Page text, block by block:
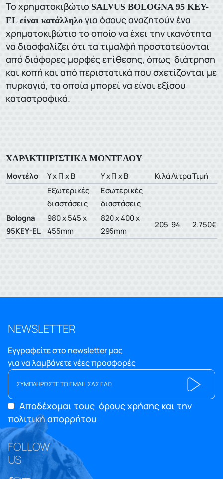
Το χρηματοκιβώτιο SALVUS BOLOGNA 95 ΚΕΥ-
EL είναι κατάλληλο για όσους αναζητούν ένα
χρηματοκιβώτιο το οποίο να έχει την ικανότητα
να διασφαλίζει ότι τα τιμαλφή προστατεύονται
από διάφορες μορφές επίθεσης, όπως διάτρηση
και κοπή και από περιστατικά που σχετίζονται με
πυρκαγιά, τα οποία μπορεί να είναι εξίσου
καταστροφικά.
ΧΑΡΑΚΤΗΡΙΣΤΙΚΑ ΜΟΝΤΕΛΟΥ
Μοντέλο Υ x Π x Β Υ x Π x Β ΚιλάΛίτραΤιμή
Εξωτερικές
διαστάσεις
Εσωτερικές
διαστάσεις
Bologna
95KEY-EL
980 x 545 x
455mm
820 x 400 x
295mm
205 94 2.750€
NEWSLETTER
Εγγραφείτε στο newsletter μας
για να λαμβάνετε νέες προσφορές
Αποδέχομαι τους όρους χρήσης και την
πολιτική απορρήτου
FOLLOW
US